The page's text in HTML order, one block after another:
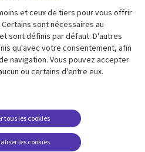
Support
Legal
FR
Restrictions et
Confidentialité
Accessibilité
Centre de gestion des
et ceux de tiers pour vous offrir
sont nécessaires au
sont définis par défaut. D'autres
qu'avec votre consentement, afin
navigation. Vous pouvez accepter
ou certains d'entre eux.
les cookies
tous les cookies